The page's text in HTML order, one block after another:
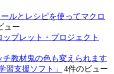
ルとレシピを使ってマクロ
ュー
プレット・プロジェクト
教材鬼の色も変えられます
習支援ソフト」
4件のビュー